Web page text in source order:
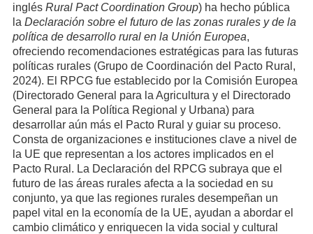
inglés Rural Pact Coordination Group) ha hecho pública
la Declaración sobre el futuro de las zonas rurales y de la
política de desarrollo rural en la Unión Europea,
ofreciendo recomendaciones estratégicas para las futuras
políticas rurales (Grupo de Coordinación del Pacto Rural,
2024). El RPCG fue establecido por la Comisión Europea
(Directorado General para la Agricultura y el Directorado
General para la Política Regional y Urbana) para
desarrollar aún más el Pacto Rural y guiar su proceso.
Consta de organizaciones e instituciones clave a nivel de
la UE que representan a los actores implicados en el
Pacto Rural. La Declaración del RPCG subraya que el
futuro de las áreas rurales afecta a la sociedad en su
conjunto, ya que las regiones rurales desempeñan un
papel vital en la economía de la UE, ayudan a abordar el
cambio climático y enriquecen la vida social y cultural